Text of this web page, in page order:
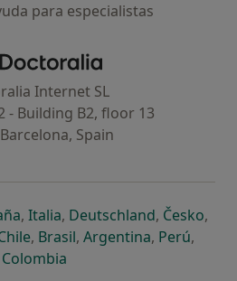
para especialistas
Doctoralia - Página de inicio
Internet SL
- Building B2, floor 13
Spain
nueva pestaña
en una nueva pestaña
se abre en una nueva pestaña
, Italiase abre en una nueva
, Deutschlandse abre en
, Českose
,
una nueva pestaña
abre en una nueva pestaña
se abre en una nueva pestaña
, Brasilse abre en una nueva
, Argentinase abre en
, Perúse
,
Colombia